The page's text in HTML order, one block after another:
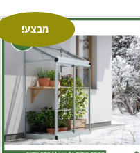
מבצע!